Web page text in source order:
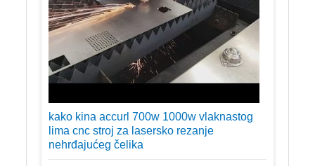
kako kina accurl 700w 1000w vlaknastog
lima cnc stroj za lasersko rezanje
nehrđajućeg čelika